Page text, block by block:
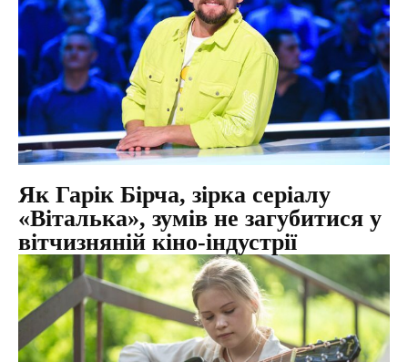
Як Гарік Бірча, зірка серіалу
«Віталька», зумів не загубитися у
вітчизняній кіно-індустрії